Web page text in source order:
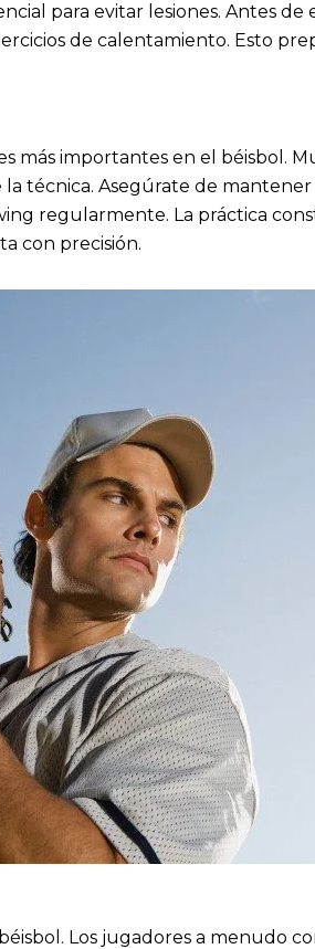
para evitar lesiones. Antes
de calentamiento. Esto
más importantes en el béisbol.
técnica. Asegúrate de
regularmente. La práctica
con precisión.
Los jugadores a menudo